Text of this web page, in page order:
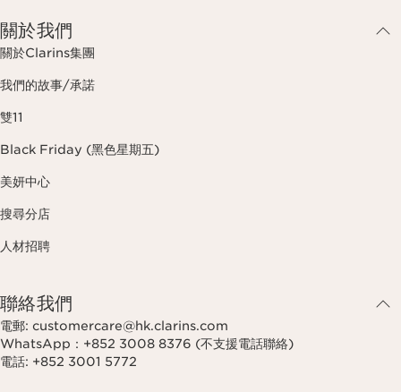
關於我們
關於Clarins集團
我們的故事/承諾
雙11
Black Friday (黑色星期五)
美妍中心
搜尋分店
人材招聘
聯絡我們
電郵: customercare@hk.clarins.com
WhatsApp：+852 3008 8376 (不支援電話聯絡)
電話: +852 3001 5772